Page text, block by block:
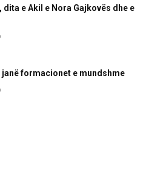
dita e Akil e Nora Gajkovës dhe e
formacionet e mundshme